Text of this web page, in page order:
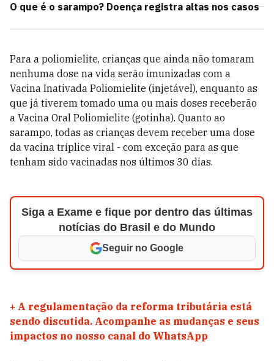
O que é o sarampo? Doença registra altas nos casos
Para a poliomielite, crianças que ainda não tomaram
nenhuma dose na vida serão imunizadas com a
Vacina Inativada Poliomielite (injetável), enquanto as
que já tiverem tomado uma ou mais doses receberão
a Vacina Oral Poliomielite (gotinha). Quanto ao
sarampo, todas as crianças devem receber uma dose
da vacina tríplice viral - com exceção para as que
tenham sido vacinadas nos últimos 30 dias.
Siga a Exame e fique por dentro das últimas
notícias do Brasil e do Mundo
Seguir no Google
+ A regulamentação da reforma tributária está
sendo discutida. Acompanhe as mudanças e seus
impactos no nosso canal do WhatsApp